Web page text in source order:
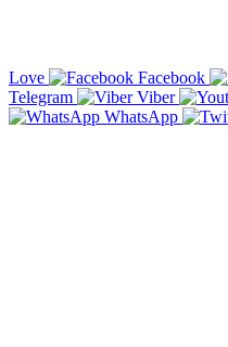
Love
Facebook
Telegram
Viber
WhatsApp